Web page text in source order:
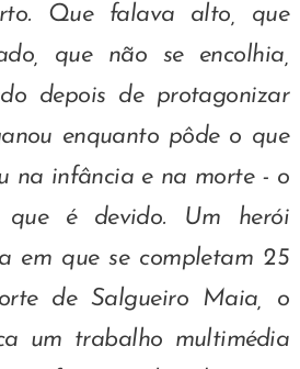
Que falava alto, que
que não se encolhia,
depois de protagonizar
enquanto pôde o que
na infância e na morte - o
é devido. Um herói
em que se completam 25
de Salgueiro Maia, o
um trabalho multimédia